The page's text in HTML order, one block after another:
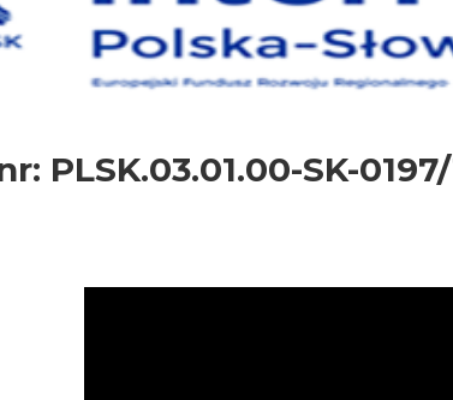
PLSK.03.01.00-SK-